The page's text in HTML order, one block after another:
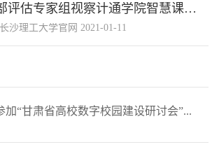
教育部评估专家组视察计通学院智慧课堂和云教学平台...
沙理工大学官网 2021-01-11
加“甘肃省高校数字校园建设研讨会”...